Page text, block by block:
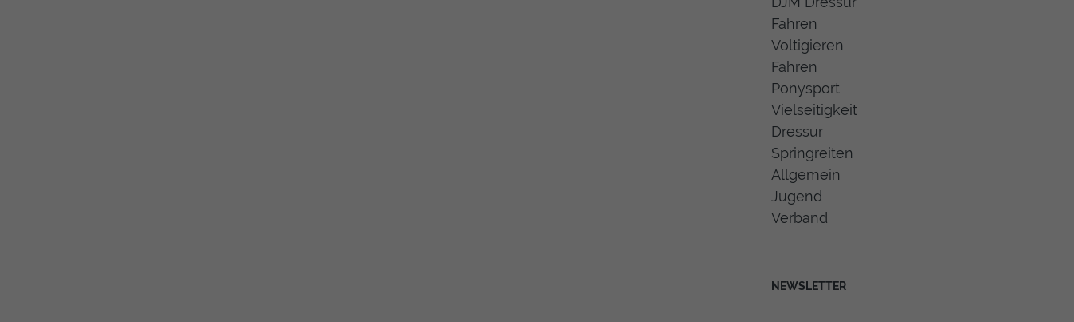
Fahren
Voltigieren
Fahren
Ponysport
Vielseitigkeit
Dressur
Springreiten
Allgemein
Jugend
Verband
NEWSLETTER